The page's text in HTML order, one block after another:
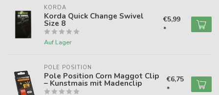
KORDA
Korda Quick Change Swivel
Size 8
Auf Lager
€5,99
*
POLE POSITION
Pole Position Corn Maggot Clip
– Kunstmais mit Madenclip
€6,75
*